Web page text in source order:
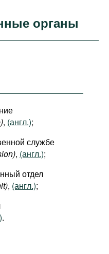
органы
, (англ.);
службе
, (англ.);
отдел
, (англ.);
.